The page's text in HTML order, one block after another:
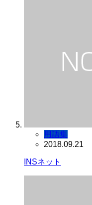
用語集
2018.09.21
INSネット